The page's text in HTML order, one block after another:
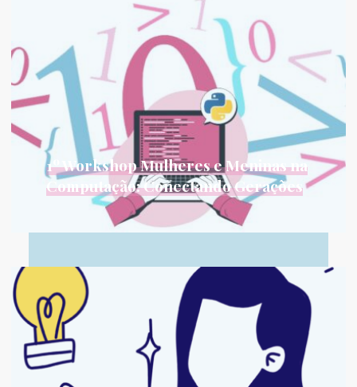
1º Workshop Mulheres e Meninas na
Computação: Conectando Gerações
No dia 23 de agosto de 2025, ocorrerá no
Leia Mais...